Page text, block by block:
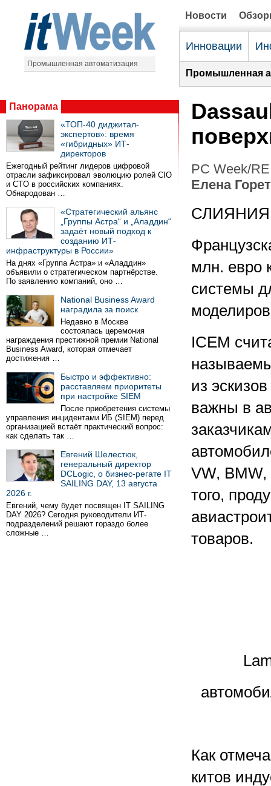
Промышленная автоматизация
Новости
Инновации
Промышленная
Панорама
«ТОП-40 диджитал-
экспертов»: время
«гибридных» ИТ-
директоров
Ежегодный рейтинг лидеров цифровой
отрасли зафиксировал эволюцию ролей CIO
и CTO в российских компаниях.
Обнародован …
«Стратегический альянс
„Группы Астра“ и „Аладдин“
задаёт новый подход к
созданию ИТ-
инфраструктуры в России»
На днях «Группа Астра» и «Аладдин»
объявили о стратегическом партнёрстве.
По заявлению компаний, оно …
National Business Award
наградила за поиск
Недавно в Москве
состоялась церемония
награждения престижной премии National
Business Award, которая отмечает
достижения …
Быстро и эффективно:
расставляем приоритеты
при настройке SIEM
После приобретения системы
управления инцидентами ИБ (SIEM) перед
организацией встаёт практический вопрос:
как сделать так …
Евгений Шелестюк,
генеральный директор
DCLogic, о бизнес-регате IT
SAILING DAY, 13 августа
2026 г.
Евгений, чему будет посвящен IT SAILING
DAY 2026? Сегодня руководители ИТ-
подразделений решают гораздо более
сложные …
PC Week/
Елена
СЛИЯНИЯ
млн. евро
системы
ICEM
из
важны в
VW,
того,
товаров.
Как
китов